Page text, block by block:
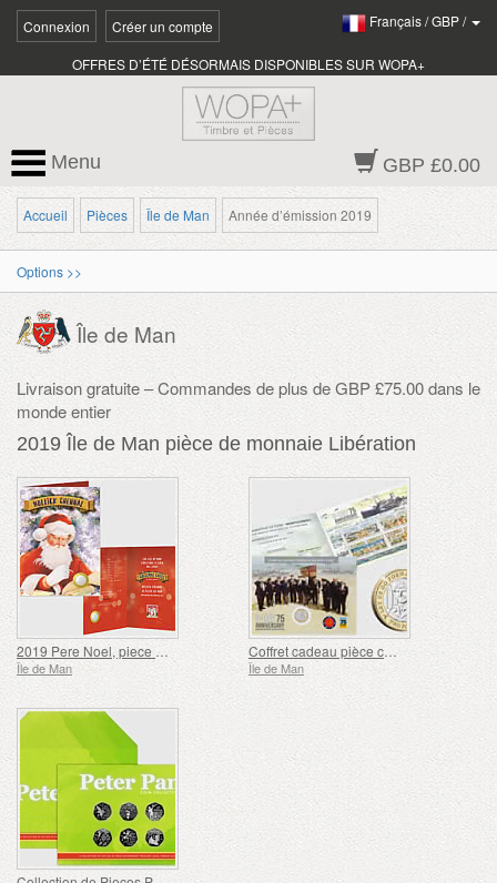
Connexion Créer un compte Français/GBP/
OFFRES D’ÉTÉ DÉSORMAIS DISPONIBLES SUR WOPA+
GBP £0.00
Menu
Accueil Pièces Île de Man Année d’émission 2019
Options >>
Île de Man
Livraison gratuite – Commandes de plus de GBP £75.00 dans le
monde entier
2019 Île de Man pièce de monnaie Libération
2019 Pere Noel, piece de 2 £
Île de Man
Coffret cadeau pièce commémorative et feuillet du Jour J - Montgomery
Île de Man